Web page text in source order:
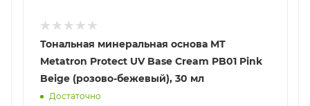
Тональная минеральная основа MT
Metatron Protect UV Base Cream PB01 Pink
Beige (розово-бежевый), 30 мл
Достаточно